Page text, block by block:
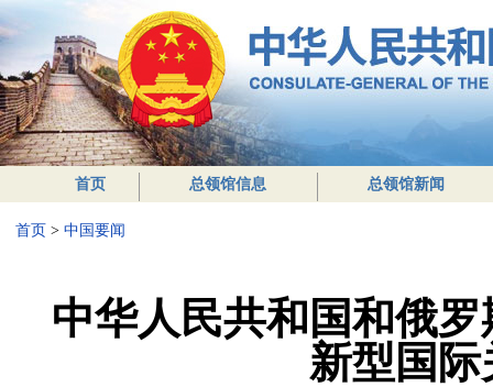
首页 总领馆信息 总领馆新闻
首页 > 中国要闻
中华人民共和国和俄
新型国